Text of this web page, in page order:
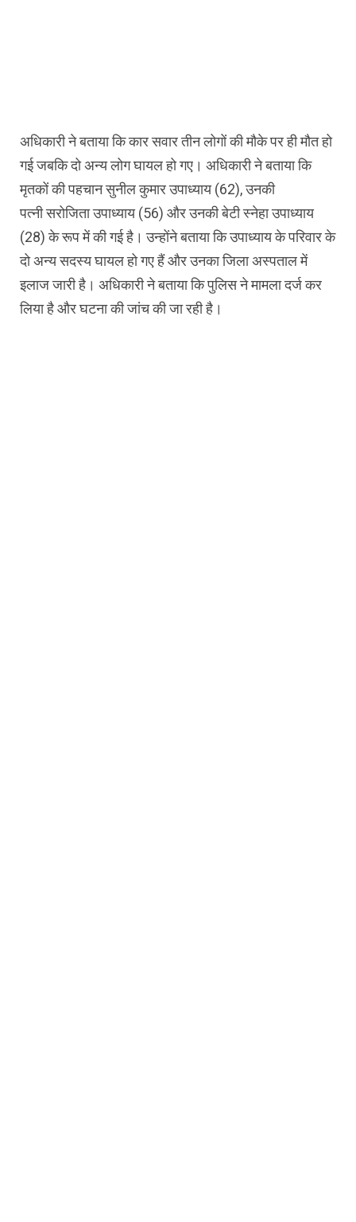
अधिकारी ने बताया कि कार सवार तीन लोगों की मौके पर ही मौत हो
गई जबकि दो अन्य लोग घायल हो गए। अधिकारी ने बताया कि
मृतकों की पहचान सुनील कुमार उपाध्याय (62), उनकी
पत्नी सरोजिता उपाध्याय (56) और उनकी बेटी स्नेहा उपाध्याय
(28) के रूप में की गई है। उन्होंने बताया कि उपाध्याय के परिवार के
दो अन्य सदस्य घायल हो गए हैं और उनका जिला अस्पताल में
इलाज जारी है। अधिकारी ने बताया कि पुलिस ने मामला दर्ज कर
लिया है और घटना की जांच की जा रही है।